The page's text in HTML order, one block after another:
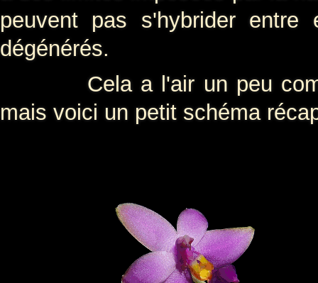
peuvent pas s'hybrider
dégénérés.
Cela a l'air un peu
mais voici un petit schéma